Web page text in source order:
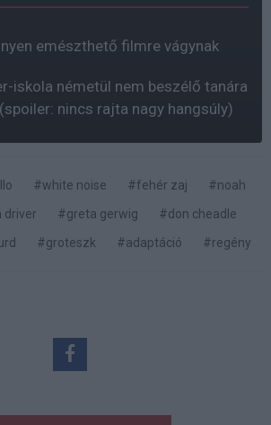
emészthető filmre vágynak
iskola németül nem beszélő tanára
nincs rajta nagy hangsúly)
#white noise #fehér zaj
#noah
driver #greta gerwig
#don cheadle
#groteszk #adaptáció #regény